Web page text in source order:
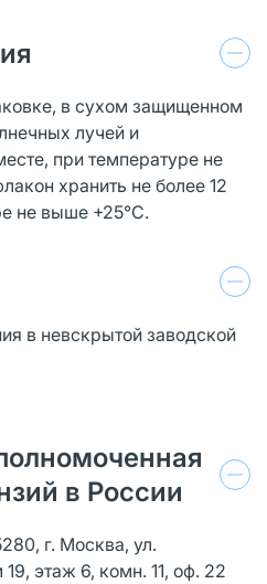
в сухом защищенном
лучей и
при температуре не
хранить не более 12
не выше +25°С.
в невскрытой заводской
в России
г. Москва, ул.
этаж 6, комн. 11, оф. 22